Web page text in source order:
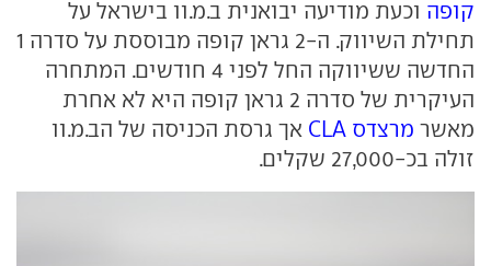
קופה וכעת מודיעה יבואנית ב.מ.וו בישראל על
תחילת השיווק. ה-2 גראן קופה מבוססת על סדרה 1
החדשה ששיווקה החל לפני 4 חודשים. המתחרה
העיקרית של סדרה 2 גראן קופה היא לא אחרת
מאשר מרצדס CLA
אך גרסת הכניסה של הב.מ.וו
זולה בכ-27,000 שקלים.